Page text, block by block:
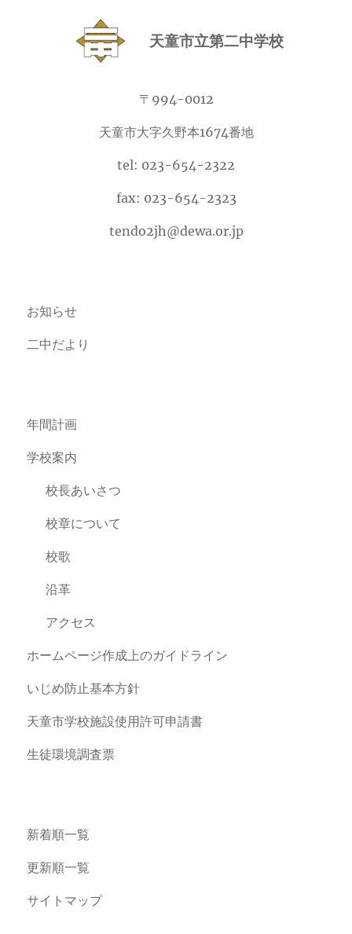
天童市立第二中学校
〒994-0012
天童市大字久野本1674番地
tel: 023-654-2322
fax: 023-654-2323
tendo2jh@dewa.or.jp
お知らせ
二中だより
年間計画
学校案内
校長あいさつ
校章について
校歌
沿革
アクセス
ホームページ作成上のガイドライン
いじめ防止基本方針
天童市学校施設使用許可申請書
生徒環境調査票
新着順一覧
更新順一覧
サイトマップ